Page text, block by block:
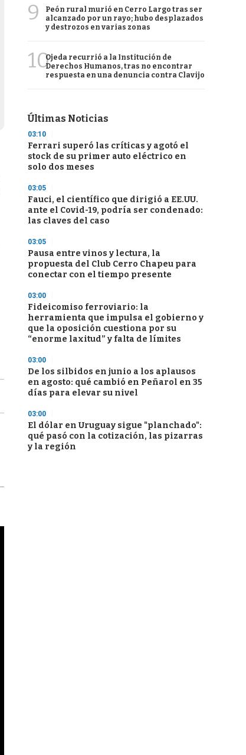
9
Peón rural murió en Cerro Largo tras ser
alcanzado por un rayo; hubo desplazados
y destrozos en varias zonas
10Ojeda recurrió a la Institución de
Derechos Humanos, tras no encontrar
respuesta en una denuncia contra Clavijo
Últimas Noticias
03:10
Ferrari superó las críticas y agotó el
stock de su primer auto eléctrico en
solo dos meses
03:05
Fauci, el científico que dirigió a EE.UU.
ante el Covid-19, podría ser condenado:
las claves del caso
03:05
Pausa entre vinos y lectura, la
propuesta del Club Cerro Chapeu para
conectar con el tiempo presente
03:00
Fideicomiso ferroviario: la
herramienta que impulsa el gobierno y
que la oposición cuestiona por su
“enorme laxitud” y falta de límites
03:00
De los silbidos en junio a los aplausos
en agosto: qué cambió en Peñarol en 35
días para elevar su nivel
03:00
El dólar en Uruguay sigue "planchado":
qué pasó con la cotización, las pizarras
y la región